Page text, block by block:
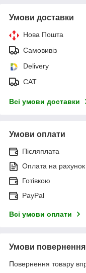
Умови доставки
Нова Пошта
Самовивіз
Delivery
САТ
Всі умови доставки
Умови оплати
Післяплата
Оплата на рахунок
Готівкою
PayPal
Всі умови оплати
Умови повернення
Повернення товару